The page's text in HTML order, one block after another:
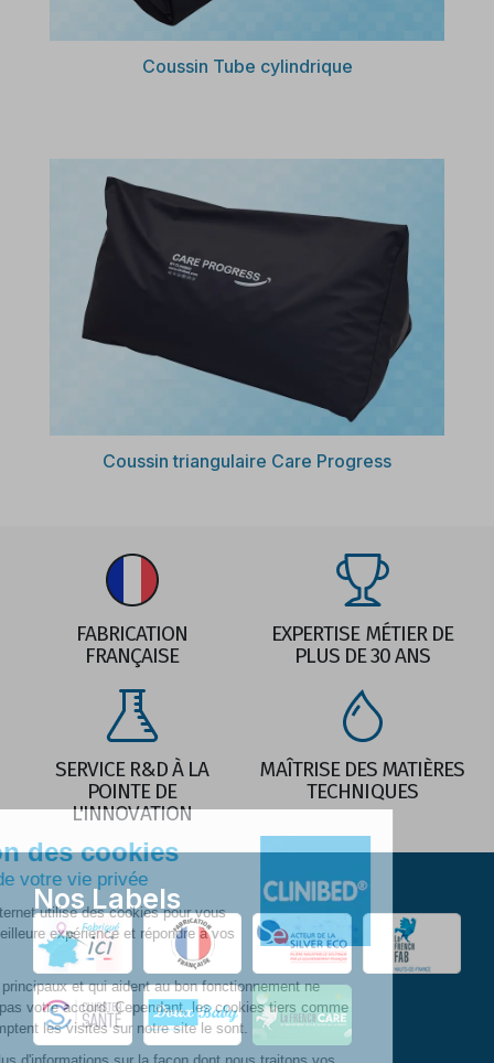
Découvrir
Coussin Tube cylindrique
Découvrir
Coussin triangulaire Care Progress
FABRICATION
FRANÇAISE
EXPERTISE MÉTIER DE
PLUS DE 30 ANS
SERVICE R&D À LA
POINTE DE
L'INNOVATION
MAÎTRISE DES MATIÈRES
TECHNIQUES
Nos Labels